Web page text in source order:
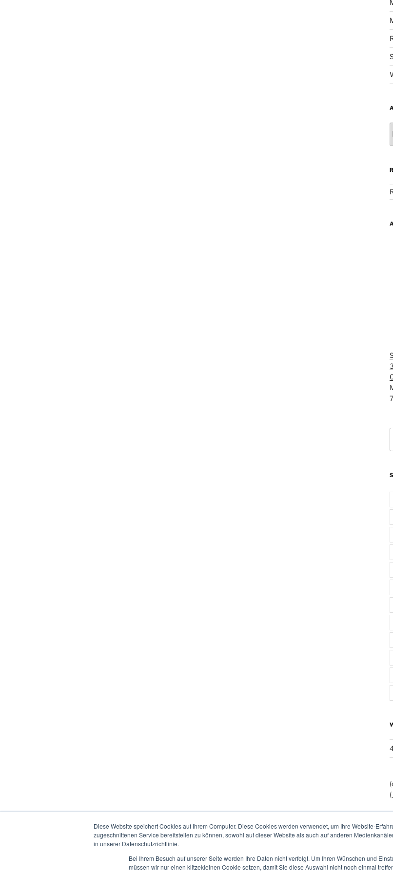
Diese Website speichert Cookies auf Ihrem Computer. Diese Cookies werden verwendet, um Ihre Website-
zugeschnittenen Service bereitstellen zu können, sowohl auf dieser Website als auch auf anderen
in unserer Datenschutzrichtlinie.
Bei Ihrem Besuch auf unserer Seite werden Ihre Daten nicht verfolgt. Um Ihren Wünschen und
müssen wir nur einen klitzekleinen Cookie setzen, damit Sie diese Auswahl nicht noch einmal